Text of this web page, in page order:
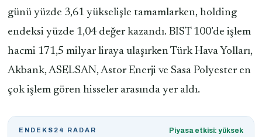
günü yüzde 3,61 yükselişle tamamlarken, holding
endeksi yüzde 1,04 değer kazandı. BIST 100’de işlem
hacmi 171,5 milyar liraya ulaşırken Türk Hava Yolları,
Akbank, ASELSAN, Astor Enerji ve Sasa Polyester en
çok işlem gören hisseler arasında yer aldı.
ENDEKS24 RADAR Piyasa etkisi: yüksek